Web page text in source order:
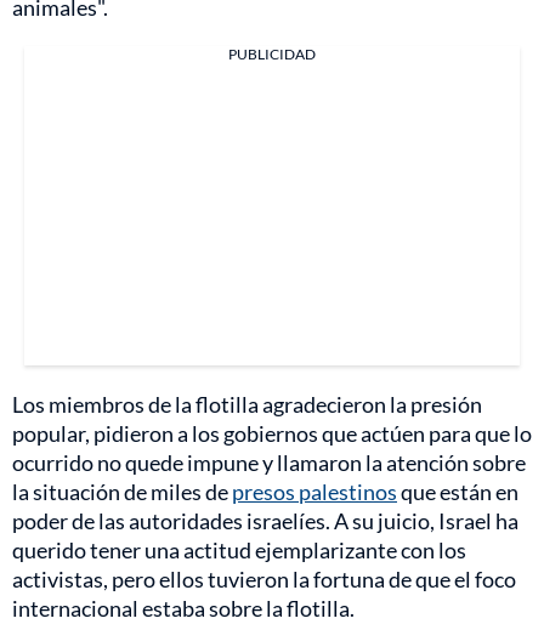
animales".
PUBLICIDAD
Los miembros de la flotilla agradecieron la presión
popular, pidieron a los gobiernos que actúen para que lo
ocurrido no quede impune y llamaron la atención sobre
la situación de miles depresos palestinosque están en
poder de las autoridades israelíes. A su juicio, Israel ha
querido tener una actitud ejemplarizante con los
activistas, pero ellos tuvieron la fortuna de que el foco
internacional estaba sobre la flotilla.